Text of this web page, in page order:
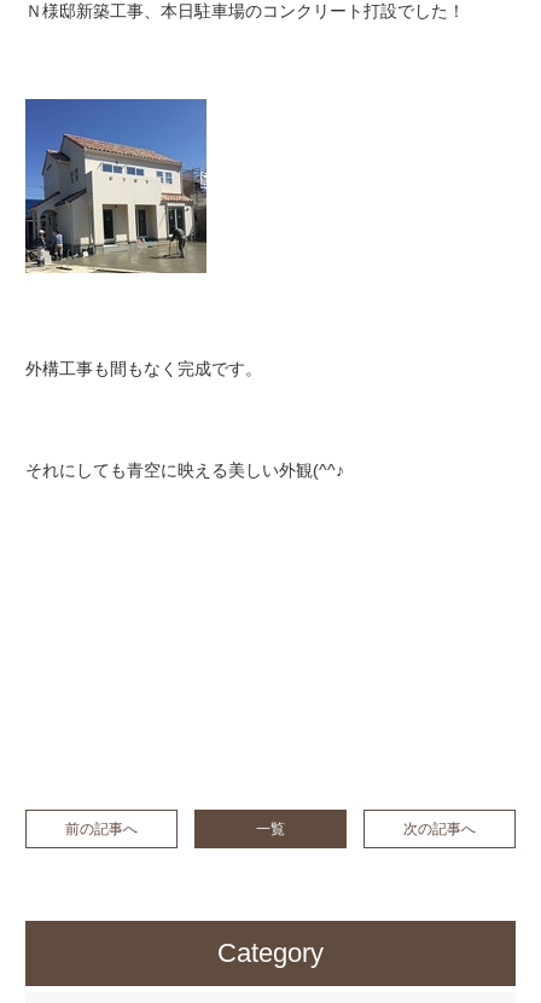
Ｎ様邸新築工事、本日駐車場のコンクリート打設でした！
外構工事も間もなく完成です。
それにしても青空に映える美しい外観(^^♪
前の記事へ 一覧 次の記事へ
Category